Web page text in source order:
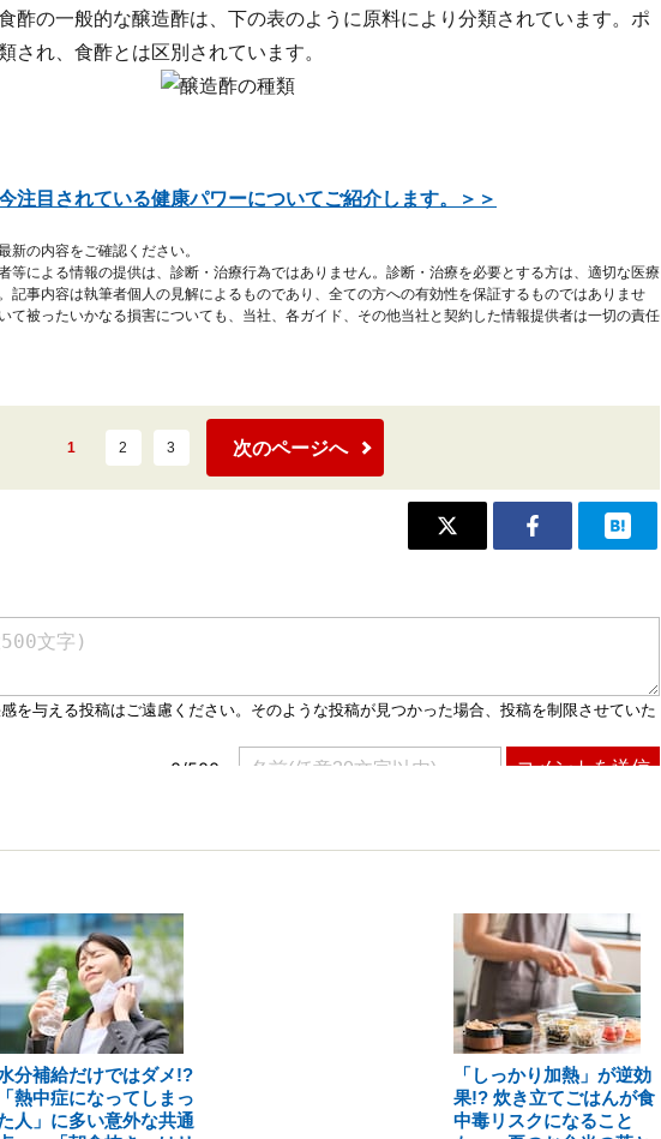
酢の一般的な醸造酢は、下の表のように原料により分類されています。ポ
され、食酢とは区別されています。
注目されている健康パワーについてご紹介します。＞＞
の内容をご確認ください。
等による情報の提供は、診断・治療行為ではありません。診断・治療を必要とする方は、適切な医療
記事内容は執筆者個人の見解によるものであり、全ての方への有効性を保証するものではありませ
て被ったいかなる損害についても、当社、各ガイド、その他当社と契約した情報提供者は一切の責任
1 2 3 次のページへ
分補給だけではダメ!?
「熱中症になってしまっ
人」に多い意外な共通
「しっかり加熱」が逆効
果!? 炊き立てごはんが食
中毒リスクになること